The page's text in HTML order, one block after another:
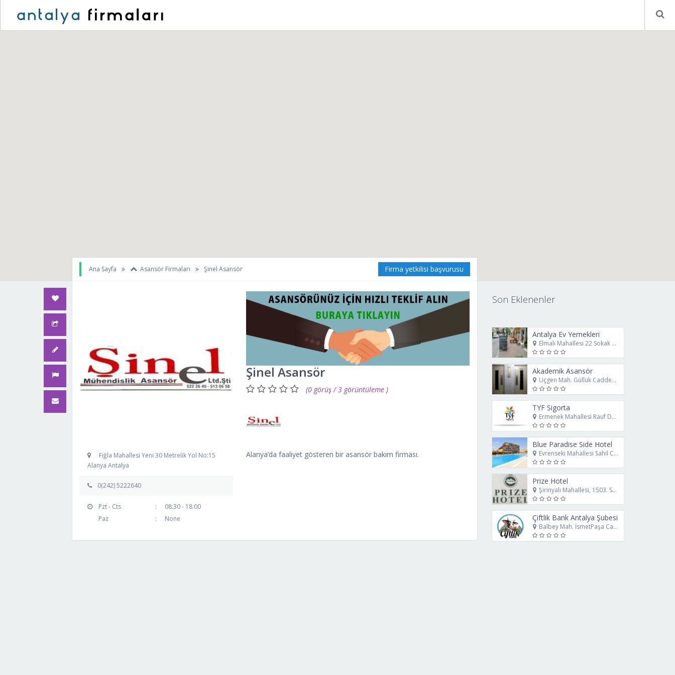
Ana Sayfa Asansör Firmaları Şinel Asansör Firma yetkilisi başvurusu
Fığla Mahallesi Yeni 30 Metrelik Yol No:15
Alanya Antalya
0(242) 5222640
Pzt - Cts :
08:30 - 18:00
Paz
: None
Şinel Asansör
(0 görüş / 3 görüntüleme )
Alanya’da faaliyet gösteren bir asansör bakım firması.
Son Eklenenler
Antalya Ev Yemekleri
Elmalı Mahallesi 22 Sokak No: 8/B Muratpaşa Antalya
Akademik Asansör
Üçgen Mah. Güllük Caddesi. No: 78 Muratpaşa Antalya
TYF Sigorta
Ermenek Mahallesi Rauf Denktaş Caddesi No69 Muratpaşa Antalya
Blue Paradise Side Hotel
Evrenseki Mahallesi Sahil Caddesi No:12 Manavgat Antalya
Prize Hotel
Şirinyalı Mahallesi, 1503. Sk. No:4 Muratpaşa Antalya
Çiftlik Bank Antalya Şubesi
Balbey Mah. İsmetPaşa Cad. No 16 Muratpaşa - Antalya